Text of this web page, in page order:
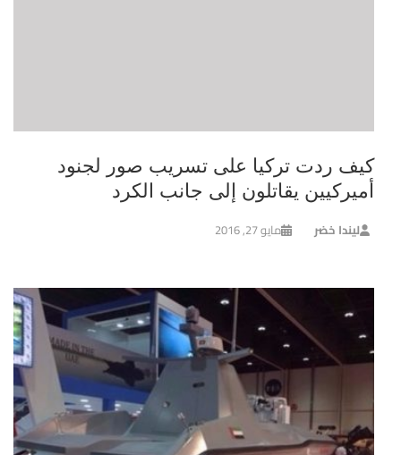
كيف ردت تركيا على تسريب صور لجنود
أميركيين يقاتلون إلى جانب الكرد
ليندا خضر مايو 27, 2016